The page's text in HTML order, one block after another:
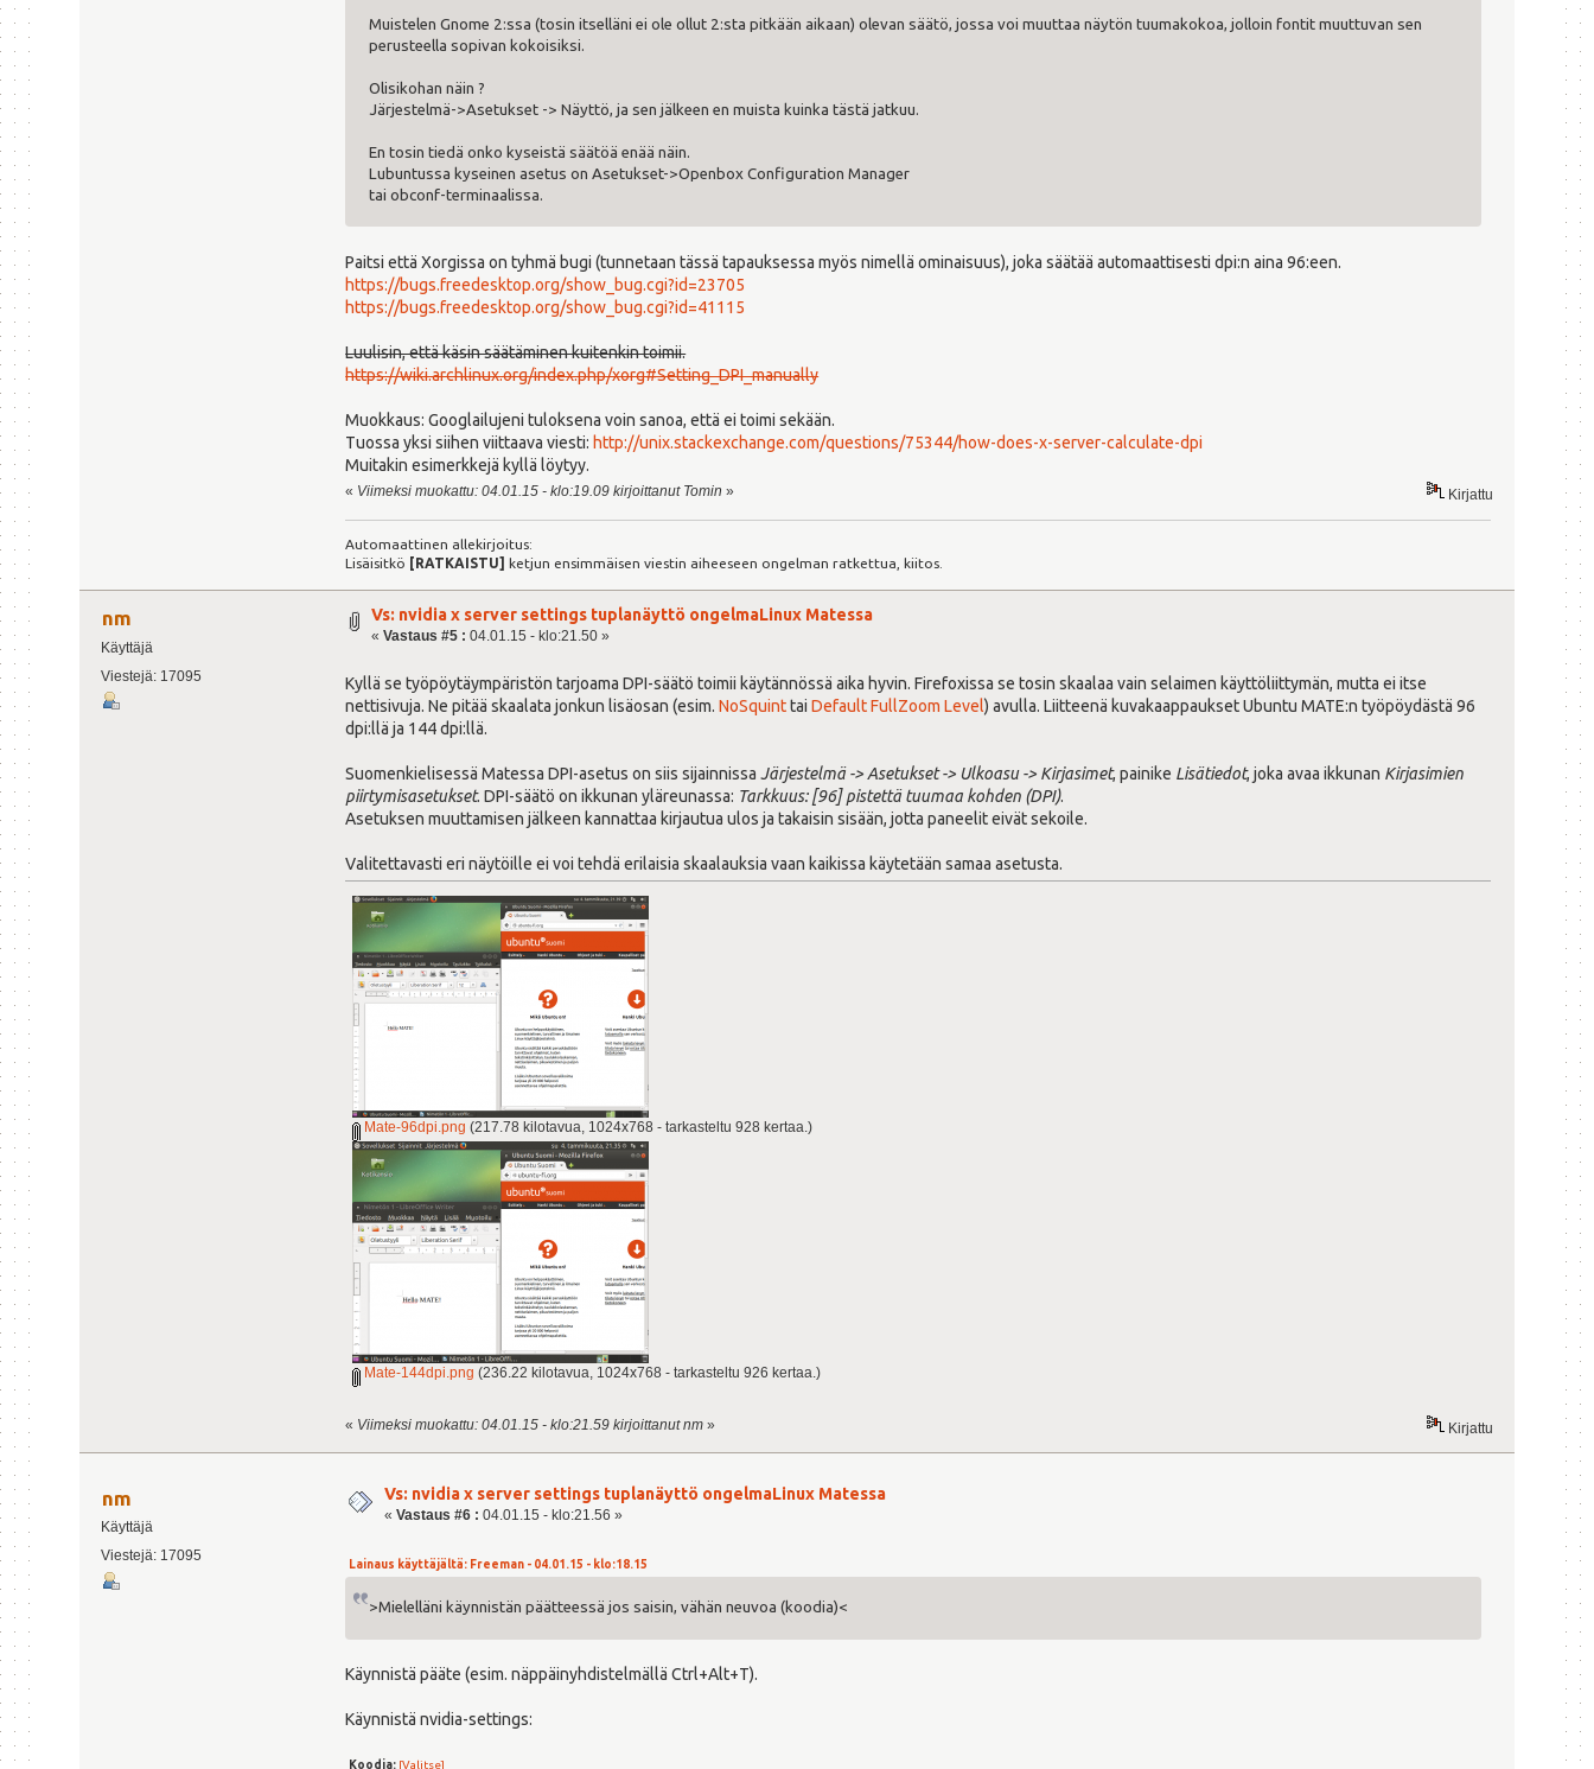
Muistelen Gnome 2:ssa (tosin itselläni ei ole ollut 2:sta pitkään aikaan) olevan säätö, jossa voi muuttaa näytön tuumakokoa, jolloin fontit muuttuvan sen
perusteella sopivan kokoisiksi.
Olisikohan näin ?
Järjestelmä->Asetukset -> Näyttö, ja sen jälkeen en muista kuinka tästä jatkuu.
En tosin tiedä onko kyseistä säätöä enää näin.
Lubuntussa kyseinen asetus on Asetukset->Openbox Configuration Manager
tai obconf-terminaalissa.
Paitsi että Xorgissa on tyhmä bugi (tunnetaan tässä tapauksessa myös nimellä ominaisuus), joka säätää automaattisesti dpi:n aina 96:een.
https://bugs.freedesktop.org/show_bug.cgi?id=23705
https://bugs.freedesktop.org/show_bug.cgi?id=41115
Luulisin, että käsin säätäminen kuitenkin toimii.
https://wiki.archlinux.org/index.php/xorg#Setting_DPI_manually
Muokkaus: Googlailujeni tuloksena voin sanoa, että ei toimi sekään.
Tuossa yksi siihen viittaava viesti: http://unix.stackexchange.com/questions/75344/how-does-x-server-calculate-dpi
Muitakin esimerkkejä kyllä löytyy.
« Viimeksi muokattu: 04.01.15 - klo:19.09 kirjoittanut Tomin » Kirjattu
Automaattinen allekirjoitus:
Lisäisitkö [RATKAISTU] ketjun ensimmäisen viestin aiheeseen ongelman ratkettua, kiitos.
nm
Käyttäjä
Viestejä: 17095
Vs: nvidia x server settings tuplanäyttö ongelmaLinux Matessa
«Vastaus #5 : 04.01.15 - klo:21.50 »
Kyllä se työpöytäympäristön tarjoama DPI-säätö toimii käytännössä aika hyvin. Firefoxissa se tosin skaalaa vain selaimen käyttöliittymän, mutta ei itse
nettisivuja. Ne pitää skaalata jonkun lisäosan (esim.NoSquinttaiDefault FullZoom Level) avulla. Liitteenä kuvakaappaukset Ubuntu MATE:n työpöydästä 96
dpi:llä ja 144 dpi:llä.
Suomenkielisessä Matessa DPI-asetus on siis sijainnissaJärjestelmä -> Asetukset -> Ulkoasu -> Kirjasimet, painike Lisätiedot, joka avaa ikkunan Kirjasimien
piirtymisasetukset. DPI-säätö on ikkunan yläreunassa: Tarkkuus: [96] pistettä tuumaa kohden (DPI).
Asetuksen muuttamisen jälkeen kannattaa kirjautua ulos ja takaisin sisään, jotta paneelit eivät sekoile.
Valitettavasti eri näytöille ei voi tehdä erilaisia skaalauksia vaan kaikissa käytetään samaa asetusta.
Mate-96dpi.png (217.78 kilotavua, 1024x768 - tarkasteltu 928 kertaa.)
Mate-144dpi.png (236.22 kilotavua, 1024x768 - tarkasteltu 926 kertaa.)
« Viimeksi muokattu: 04.01.15 - klo:21.59 kirjoittanut nm » Kirjattu
nm
Käyttäjä
Viestejä: 17095
Vs: nvidia x server settings tuplanäyttö ongelmaLinux Matessa
«Vastaus #6 : 04.01.15 - klo:21.56 »
Lainaus käyttäjältä: Freeman - 04.01.15 - klo:18.15
>Mielelläni käynnistän päätteessä jos saisin, vähän neuvoa (koodia)<
Käynnistä pääte (esim. näppäinyhdistelmällä Ctrl+Alt+T).
Käynnistä nvidia-settings:
Koodia: [Valitse]